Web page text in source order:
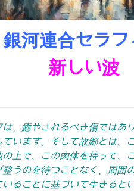
銀河連合セラフ
新しい波
、癒やされるべき傷ではあ
います。そして故郷とは、
上で、この肉体を持って、
うのを待つことなく、周囲
ることに基づいて生きると